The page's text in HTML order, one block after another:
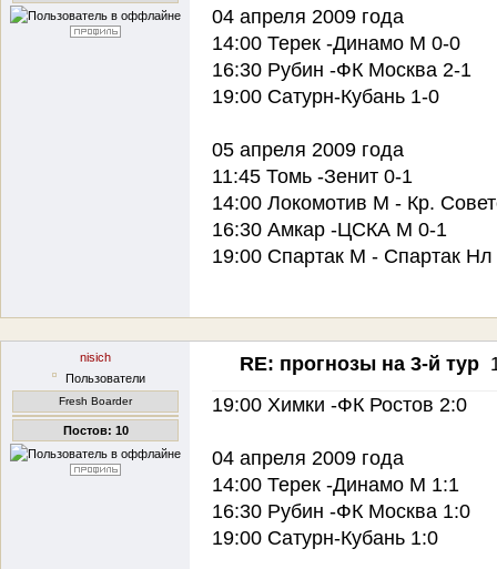
04 апреля 2009 года
14:00 Терек -Динамо М 0-0
16:30 Рубин -ФК Москва 2-1
19:00 Сатурн-Кубань 1-0
05 апреля 2009 года
11:45 Томь -Зенит 0-1
14:00 Локомотив М - Кр.
16:30 Амкар -ЦСКА М 0-1
19:00 Спартак М - Спартак Нл
nisich
Пользователи
Fresh Boarder
Постов: 10
RE: прогнозы на 3-й тур
19:00 Химки -ФК Ростов 2:0
04 апреля 2009 года
14:00 Терек -Динамо М 1:1
16:30 Рубин -ФК Москва 1:0
19:00 Сатурн-Кубань 1:0